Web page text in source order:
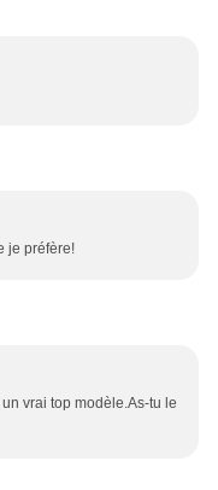
je préfère!
vrai top modèle.As-tu le